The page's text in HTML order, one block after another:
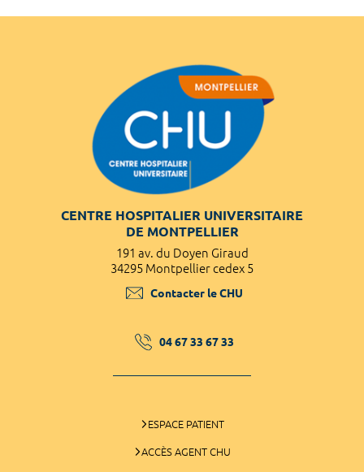
CENTRE HOSPITALIER UNIVERSITAIRE
DE MONTPELLIER
191 av. du Doyen Giraud
34295 Montpellier cedex 5
Contacter le CHU
04 67 33 67 33
ESPACE PATIENT
ACCÈS AGENT CHU